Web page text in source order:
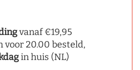
vanaf €19,95
voor 20.00 besteld,
in huis (NL)